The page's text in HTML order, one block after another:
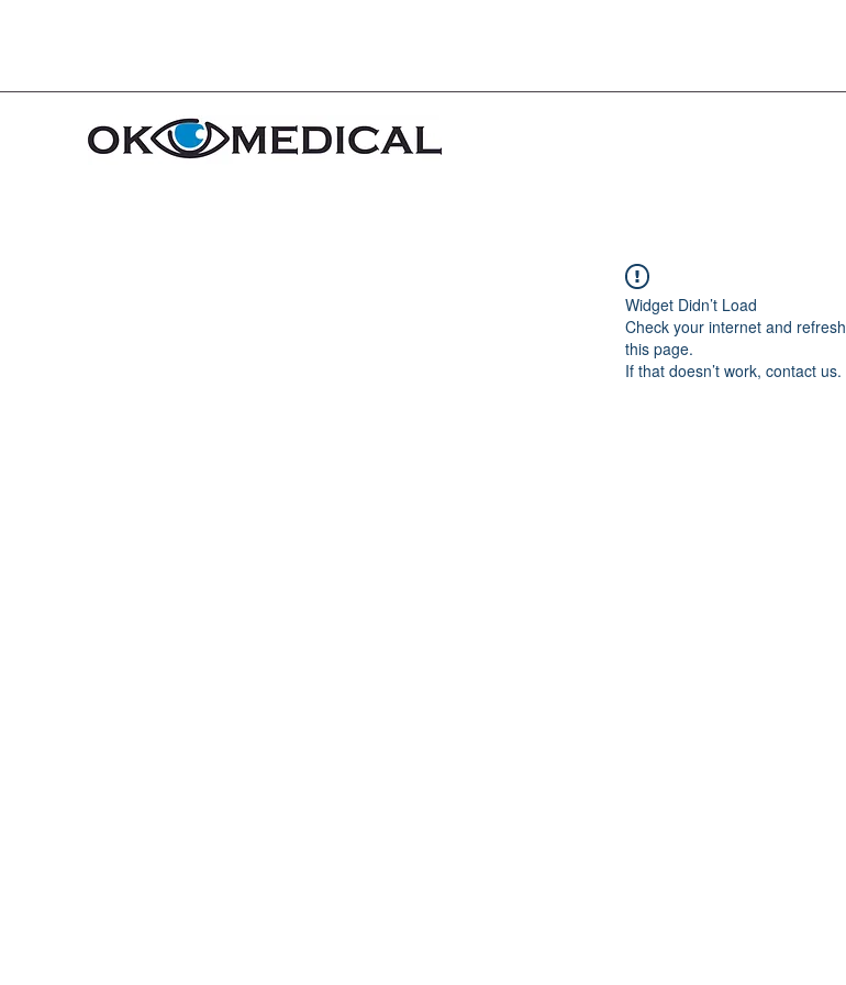
Widget Didn’t Load
Check your internet and refresh
this page.
If that doesn’t work, contact us.